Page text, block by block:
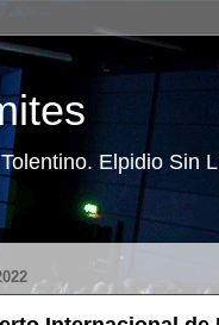
Elpidio Sin